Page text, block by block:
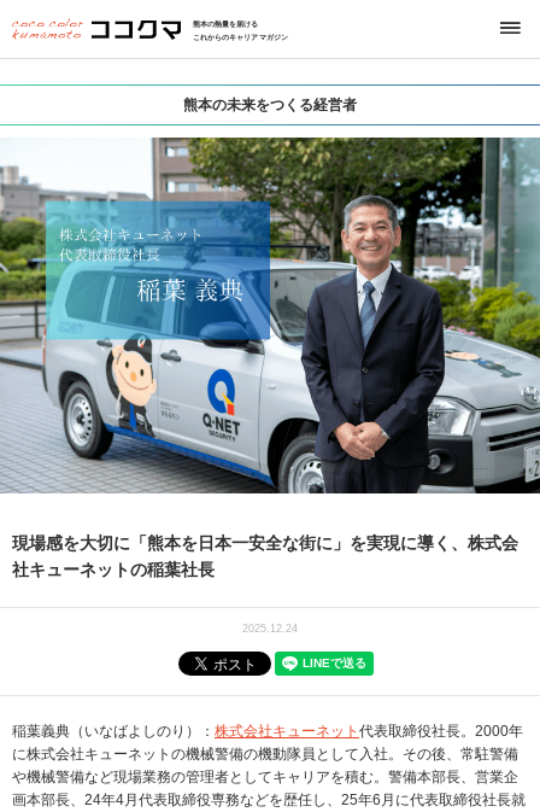
熊本の熱量を届ける
これからのキャリアマガジン
熊本の未来をつくる経営者
現場感を大切に「熊本を日本一安全な街に」を実現に導く、株式会
社キューネットの稲葉社長
2025.12.24
稲葉義典（いなばよしのり）： 株式会社キューネット 代表取締役社長。2000年
に株式会社キューネットの機械警備の機動隊員として入社。その後、常駐警備
や機械警備など現場業務の管理者としてキャリアを積む。警備本部長、営業企
画本部長、24年4月代表取締役専務などを歴任し、25年6月に代表取締役社長就